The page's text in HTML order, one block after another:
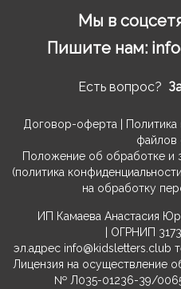
Мы в
Пишите нам:
Есть вопрос?
Договор-оферта
файлов
Положение об обработке и
(политика
на обработку
ИП Камаева Анастасия
| ОГРНИП
эл.адрес info@kidsletters.club
Лицензия на осуществление
№ Л035-01236-39/